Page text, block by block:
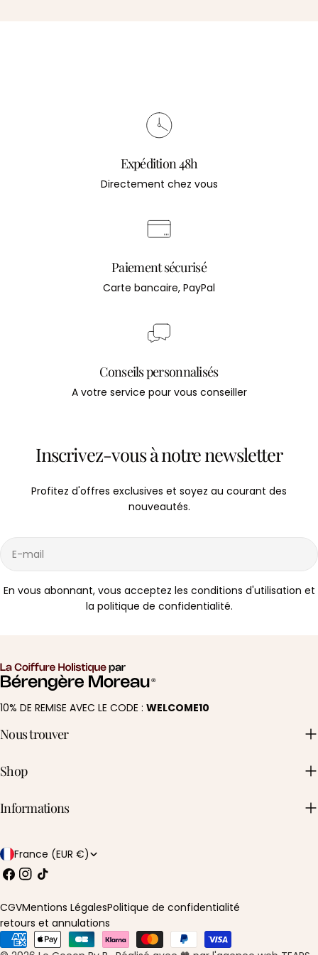
Expédition 48h
Directement chez vous
Paiement sécurisé
Carte bancaire, PayPal
Conseils personnalisés
A votre service pour vous conseiller
Inscrivez-vous à notre newsletter
Profitez d'offres exclusives et soyez au courant des
nouveautés.
E-
mail
En vous abonnant, vous acceptez les conditions d'utilisation et
la politique de confidentialité.
10% DE REMISE AVEC LE CODE : WELCOME10
Nous trouver
Shop
Informations
P
a
y
s
/
France (EUR €)
Facebook
Instagram
TIC
CGVMentions LégalesPolitique de confidentialité
retours et annulations
Méthodes